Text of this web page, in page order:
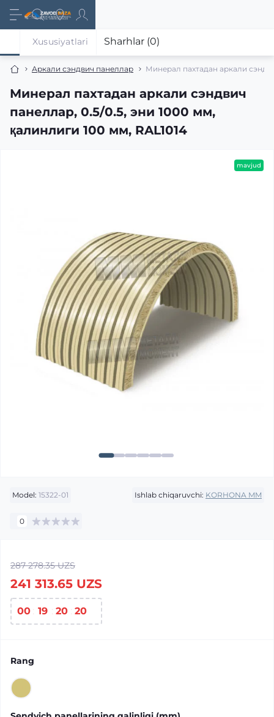
Аркали сэндвич панеллар Минерал пахтадан аркали
Минерал пахтадан аркали сэндвич
панеллар, 0.5/0.5, эни 1000 мм,
қалинлиги 100 мм, RAL1014
Xususiyatlari Sharhlar (0)
mavjud
Model: 15322-01 Ishlab chiqaruvchi: KORHONA MM
0
287 278.35 UZS
241 313.65 UZS
00 : 19 : 20 : 20
Rang